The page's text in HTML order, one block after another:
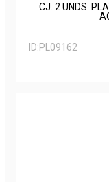
CJ. 2 UNDS.
ID:PL09162